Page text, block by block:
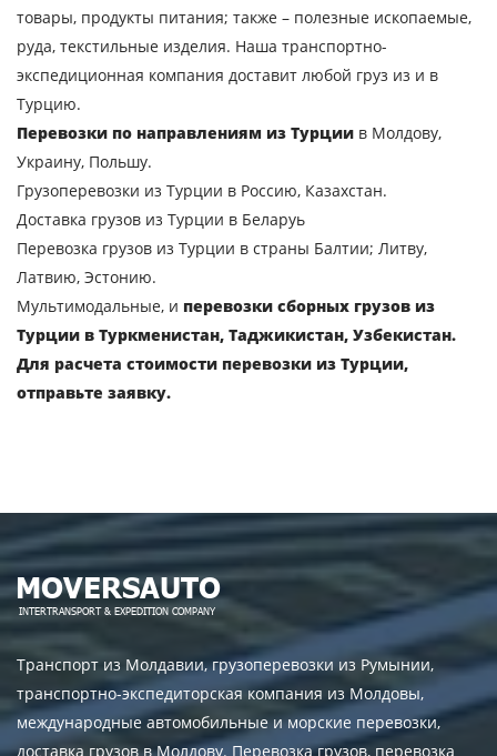
товары, продукты питания; также – полезные ископаемые,
руда, текстильные изделия. Наша транспортно-
экспедиционная компания доставит любой груз из и в
Турцию.
Перевозки по направлениям из Турции в Молдову,
Украину, Польшу.
Грузоперевозки из Турции в Россию, Казахстан.
Доставка грузов из Турции в Беларуь
Перевозка грузов из Турции в страны Балтии; Литву,
Латвию, Эстонию.
Мультимодальные, и перевозки сборных грузов из
Турции в Туркменистан, Таджикистан, Узбекистан.
Для расчета стоимости перевозки из Турции,
отправьте заявку.
Транспорт из Молдавии, грузоперевозки из Румынии,
транспортно-экспедиторская компания из Молдовы,
международные автомобильные и морские перевозки,
доставка грузов в Молдову. Перевозка грузов, перевозка